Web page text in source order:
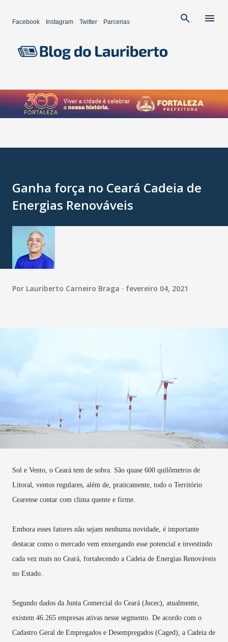
Facebook Instagram Twitter Parcerias
Ganha força no Ceará Cadeia de
Energias Renováveis
Por Lauriberto Carneiro Braga fevereiro 04, 2021
Sol e Vento, o Ceará tem de sobra. São quase 600 quilômetros de
Litoral, ventos regulares, além de, praticamente, todo o Território
Cearense contar com clima quente e firme.
Embora esses fatores não sejam nenhuma novidade, é importante
destacar como o mercado vem enxergando esse potencial e investindo
cada vez mais no Ceará, fortalecendo a Cadeia de Energias Renováveis
no Estado.
Segundo dados da Junta Comercial do Ceará (Jucec), atualmente,
existem 46.265 empresas ativas nesse segmento. De acordo com o
Cadastro Geral de Empregados e Desempregados (Caged), a Cadeia de